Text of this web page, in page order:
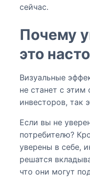
сейчас.
Почему
это
Визуальные
не станет с этим
инвесторов, так
Если вы не
потребителю?
уверены в себе,
решатся
что они могут